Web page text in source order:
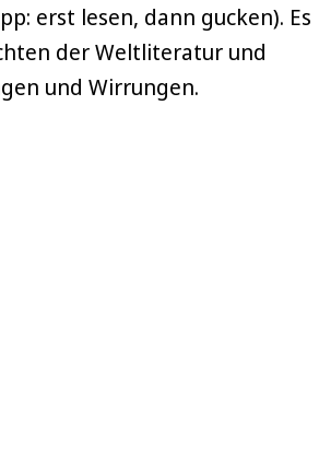
erst lesen, dann gucken). Es
der Weltliteratur und
und Wirrungen.